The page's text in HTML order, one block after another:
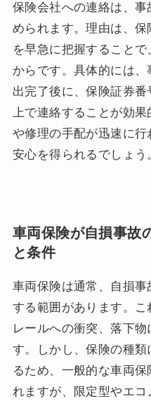
保険会社への連絡は、
められます。理由は、
を早急に把握すること
からです。具体的には
出完了後に、保険証券
上で連絡することが効
や修理の手配が迅速に行
安心を得られるでしょう
車両保険が自損事故
と条件
車両保険は通常、自損
する範囲があります。
レールへの衝突、落下
す。しかし、保険の種
るため、一般的な車両
れますが、限定型やエ